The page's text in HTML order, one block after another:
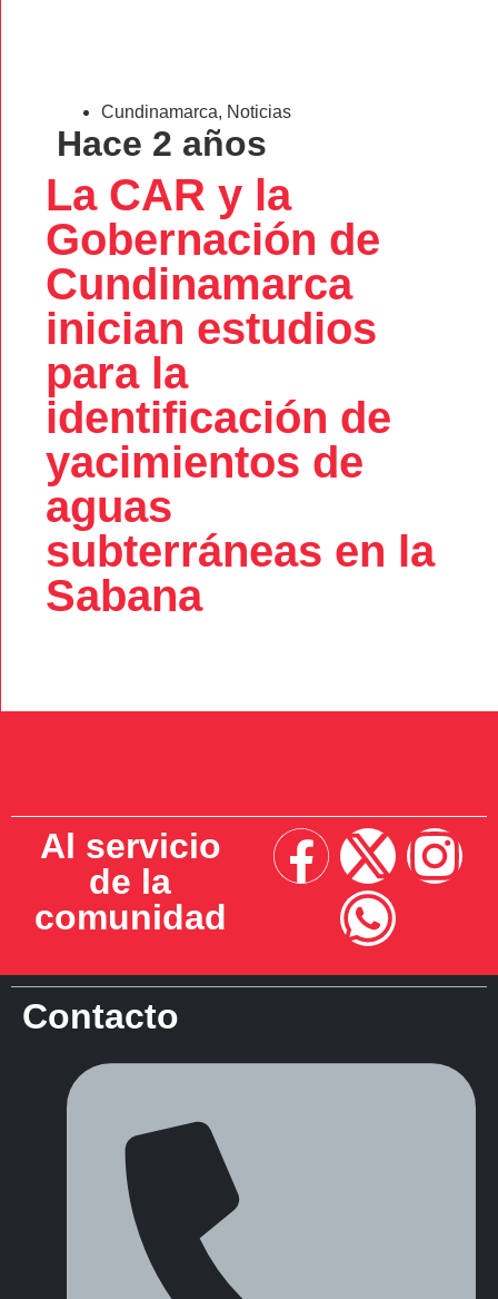
Cundinamarca, Noticias
Hace 2 años
La CAR y la
Gobernación de
Cundinamarca
inician estudios
para la
identificación de
yacimientos de
aguas
subterráneas en la
Sabana
Al servicio
de la
comunidad
Contacto